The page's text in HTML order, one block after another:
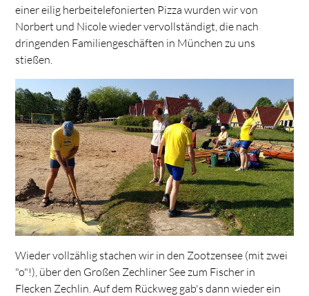
einer eilig herbeitelefonierten Pizza wurden wir von
Norbert und Nicole wieder vervollständigt, die nach
dringenden Familiengeschäften in München zu uns
stießen.
Wieder vollzählig stachen wir in den Zootzensee (mit zwei
"o"!), über den Großen Zechliner See zum Fischer in
Flecken Zechlin. Auf dem Rückweg gab's dann wieder ein